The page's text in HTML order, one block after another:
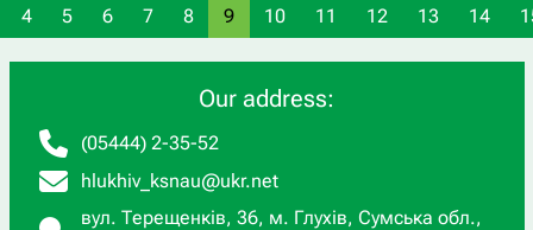
4 5 6 7 8 9 10 11 12 13 14
Our address:
(05444) 2-35-52
hlukhiv_ksnau@ukr.net
вул. Терещенків, 36, м. Глухів, Сумська обл.,